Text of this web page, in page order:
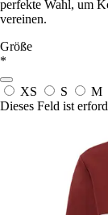
perfekte Wahl, um
vereinen.
Größe
*
XS S M
Dieses Feld ist